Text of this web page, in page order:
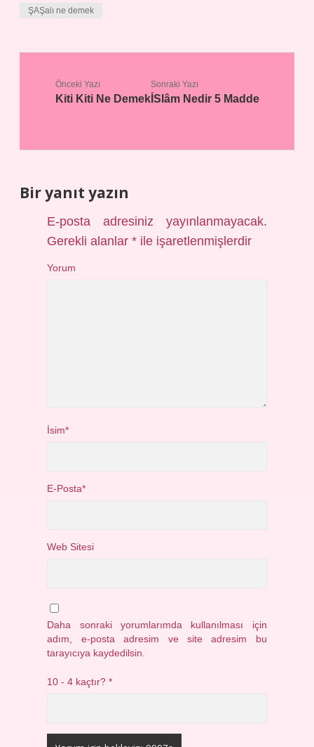
ŞAŞalı ne demek
Önceki Yazı
Kiti Kiti Ne Demek
Sonraki Yazı
İSlâm Nedir 5 Madde
Bir yanıt yazın
E-posta adresiniz yayınlanmayacak.
Gerekli alanlar* ile işaretlenmişlerdir
Yorum
İsim*
E-Posta*
Web Sitesi
Daha sonraki yorumlarımda kullanılması için
adım, e-posta adresim ve site adresim bu
tarayıcıya kaydedilsin.
10 - 4 kaçtır?*